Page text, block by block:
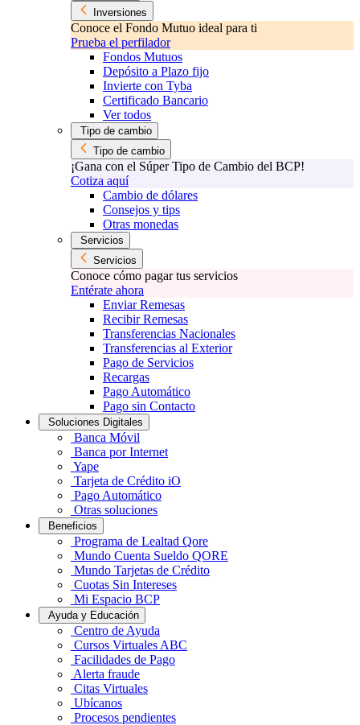
Inversiones
Conoce el Fondo Mutuo ideal para ti
Prueba el perfilador
Fondos Mutuos
Depósito a Plazo fijo
Invierte con Tyba
Certificado Bancario
Ver todos
Tipo de cambio
Tipo de cambio
¡Gana con el Súper Tipo de Cambio del BCP!
Cotiza aquí
Cambio de dólares
Consejos y tips
Otras monedas
Servicios
Servicios
Conoce cómo pagar tus servicios
Entérate ahora
Enviar Remesas
Recibir Remesas
Transferencias Nacionales
Transferencias al Exterior
Pago de Servicios
Recargas
Pago Automático
Pago sin Contacto
Soluciones Digitales
Banca Móvil
Banca por Internet
Yape
Tarjeta de Crédito iO
Pago Automático
Otras soluciones
Beneficios
Programa de Lealtad Qore
Mundo Cuenta Sueldo QORE
Mundo Tarjetas de Crédito
Cuotas Sin Intereses
Mi Espacio BCP
Ayuda y Educación
Centro de Ayuda
Cursos Virtuales ABC
Facilidades de Pago
Alerta fraude
Citas Virtuales
Ubícanos
Procesos pendientes